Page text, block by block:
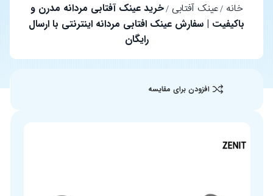
خانه عینک آفتابی خرید عینک آفتابی مردانه مدرن و
باکیفیت | سفارش عینک افتابی مردانه اینترنتی با ارسال
رایگان
افزودن برای مقایسه